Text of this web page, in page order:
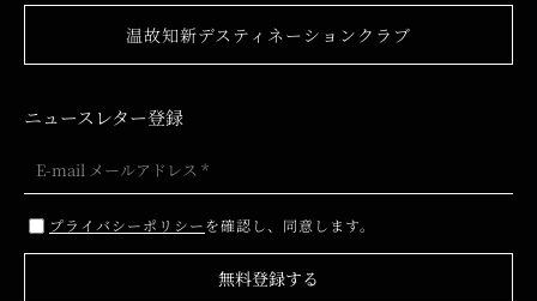
温故知新デスティネーションクラブ
ニュースレター登録
プライバシーポリシーを確認し、同意します。
無料登録する